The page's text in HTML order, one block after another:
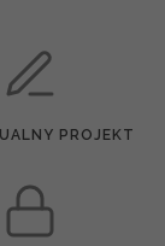
PROJEKT